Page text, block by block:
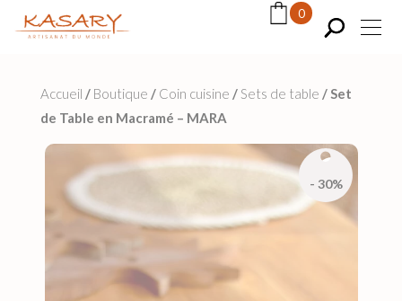
0
Accueil / Boutique / Coin cuisine / Sets de table /Set
de Table en Macramé – MARA
- 30%
Panneau de gestion des cookies